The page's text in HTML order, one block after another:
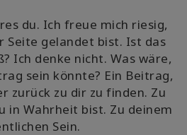
du. Ich freue mich riesig,
Seite gelandet bist. Ist das
Ich denke nicht. Was wäre,
sein könnte? Ein Beitrag,
zurück zu dir zu finden. Zu
in Wahrheit bist. Zu deinem
Sein.